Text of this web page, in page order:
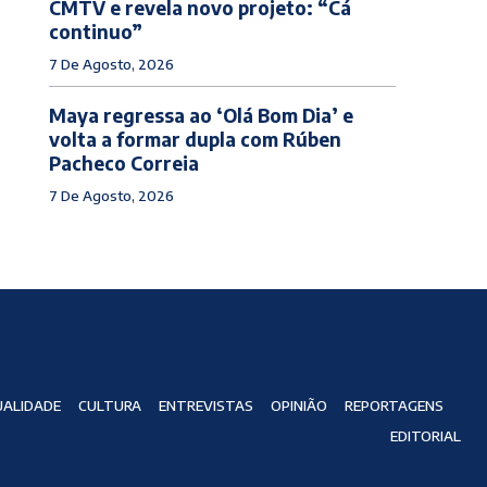
CMTV e revela novo projeto: “Cá
continuo”
7 De Agosto, 2026
Maya regressa ao ‘Olá Bom Dia’ e
volta a formar dupla com Rúben
Pacheco Correia
7 De Agosto, 2026
CULTURA ENTREVISTAS OPINIÃO
REPORTAGENS
EDITORIAL